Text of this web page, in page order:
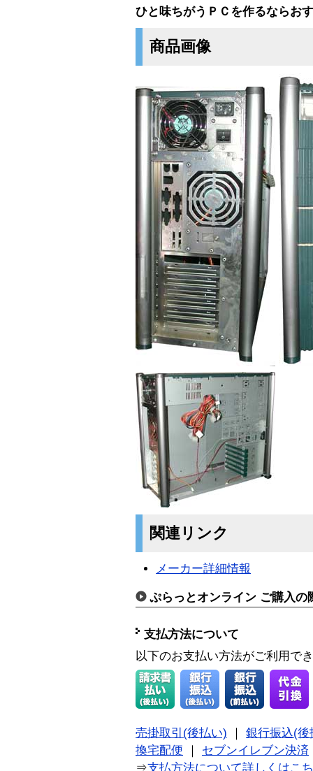
ひと味ちがうＰＣを作るならお
商品画像
関連リンク
メーカー詳細情報
ぷらっとオンライン ご購入の
支払方法について
以下のお支払い方法がご利用で
売掛取引(後払い)
銀行振込(後
換宅配便
セブンイレブン決済
⇒支払方法について詳しくはこ